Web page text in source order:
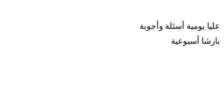
عليا يومية أسئلة وأجوبة
بارشا أسبوعية